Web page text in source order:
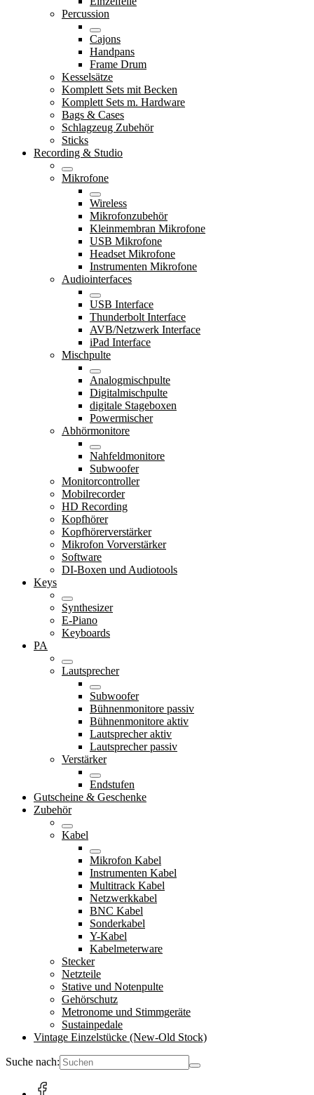
Percussion
Cajons
Handpans
Frame Drum
Kesselsätze
Komplett Sets mit Becken
Komplett Sets m. Hardware
Bags & Cases
Schlagzeug Zubehör
Sticks
Recording & Studio
Mikrofone
Wireless
Mikrofonzubehör
Kleinmembran Mikrofone
USB Mikrofone
Headset Mikrofone
Instrumenten Mikrofone
Audiointerfaces
USB Interface
Thunderbolt Interface
AVB/Netzwerk Interface
iPad Interface
Mischpulte
Analogmischpulte
Digitalmischpulte
digitale Stageboxen
Powermischer
Abhörmonitore
Nahfeldmonitore
Subwoofer
Monitorcontroller
Mobilrecorder
HD Recording
Kopfhörer
Kopfhörerverstärker
Mikrofon Vorverstärker
Software
DI-Boxen und Audiotools
Keys
Synthesizer
E-Piano
Keyboards
PA
Lautsprecher
Subwoofer
Bühnenmonitore passiv
Bühnenmonitore aktiv
Lautsprecher aktiv
Lautsprecher passiv
Verstärker
Endstufen
Gutscheine & Geschenke
Zubehör
Kabel
Mikrofon Kabel
Instrumenten Kabel
Multitrack Kabel
Netzwerkkabel
BNC Kabel
Sonderkabel
Y-Kabel
Kabelmeterware
Stecker
Netzteile
Stative und Notenpulte
Gehörschutz
Metronome und Stimmgeräte
Sustainpedale
Vintage Einzelstücke (New-Old Stock)
Suche nach: